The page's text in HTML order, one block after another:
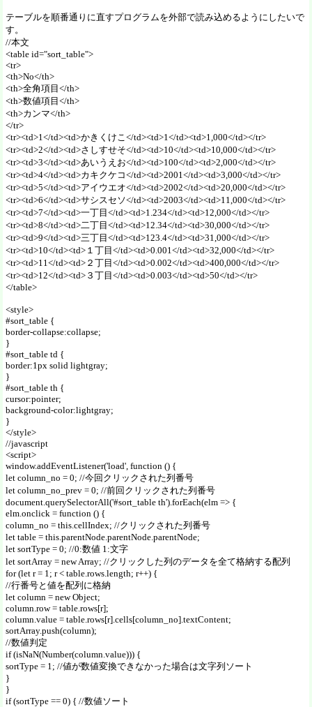
テーブルを順番通りに直すプログラムを外部で読み込めるようにしたいで
す。
//本文
<table id="sort_table">
<tr>
<th>No</th>
<th>全角項目</th>
<th>数値項目</th>
<th>カンマ</th>
</tr>
<tr><td>1</td><td>かきくけこ</td><td>1</td><td>1,000</td></tr>
<tr><td>2</td><td>さしすせそ</td><td>10</td><td>10,000</td></tr>
<tr><td>3</td><td>あいうえお</td><td>100</td><td>2,000</td></tr>
<tr><td>4</td><td>カキクケコ</td><td>2001</td><td>3,000</td></tr>
<tr><td>5</td><td>アイウエオ</td><td>2002</td><td>20,000</td></tr>
<tr><td>6</td><td>サシスセソ</td><td>2003</td><td>11,000</td></tr>
<tr><td>7</td><td>一丁目</td><td>1.234</td><td>12,000</td></tr>
<tr><td>8</td><td>二丁目</td><td>12.34</td><td>30,000</td></tr>
<tr><td>9</td><td>三丁目</td><td>123.4</td><td>31,000</td></tr>
<tr><td>10</td><td>１丁目</td><td>0.001</td><td>32,000</td></tr>
<tr><td>11</td><td>２丁目</td><td>0.002</td><td>400,000</td></tr>
<tr><td>12</td><td>３丁目</td><td>0.003</td><td>50</td></tr>
</table>
<style>
#sort_table {
border-collapse:collapse;
}
#sort_table td {
border:1px solid lightgray;
}
#sort_table th {
cursor:pointer;
background-color:lightgray;
}
</style>
//javascript
<script>
window.addEventListener('load', function () {
let column_no = 0; //今回クリックされた列番号
let column_no_prev = 0; //前回クリックされた列番号
document.querySelectorAll('#sort_table th').forEach(elm => {
elm.onclick = function () {
column_no = this.cellIndex; //クリックされた列番号
let table = this.parentNode.parentNode.parentNode;
let sortType = 0; //0:数値 1:文字
let sortArray = new Array; //クリックした列のデータを全て格納する配列
for (let r = 1; r < table.rows.length; r++) {
//行番号と値を配列に格納
let column = new Object;
column.row = table.rows[r];
column.value = table.rows[r].cells[column_no].textContent;
sortArray.push(column);
//数値判定
if (isNaN(Number(column.value))) {
sortType = 1; //値が数値変換できなかった場合は文字列ソート
}
}
if (sortType == 0) { //数値ソート